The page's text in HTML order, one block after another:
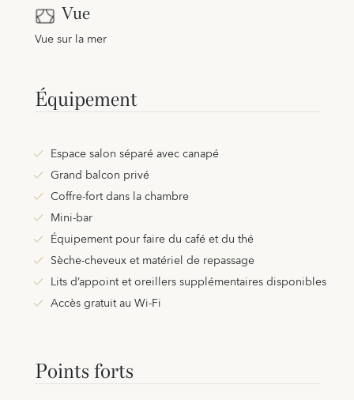
Vue
Vue sur la mer
Équipement
Espace salon séparé avec canapé
Grand balcon privé
Coffre-fort dans la chambre
Mini-bar
Équipement pour faire du café et du thé
Sèche-cheveux et matériel de repassage
Lits d’appoint et oreillers supplémentaires disponibles
Accès gratuit au Wi-Fi
Points forts